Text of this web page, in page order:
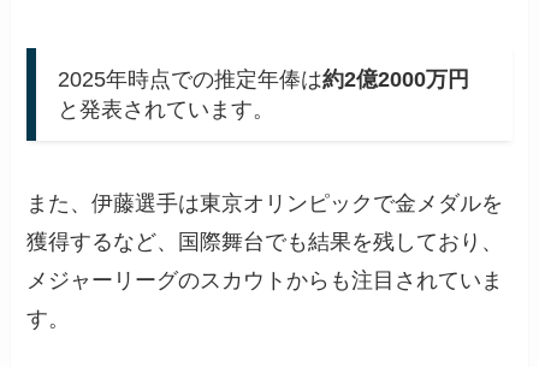
2025年時点での推定年俸は約2億2000万円
と発表されています。
また、伊藤選手は東京オリンピックで金メダルを
獲得するなど、国際舞台でも結果を残しており、
メジャーリーグのスカウトからも注目されていま
す。